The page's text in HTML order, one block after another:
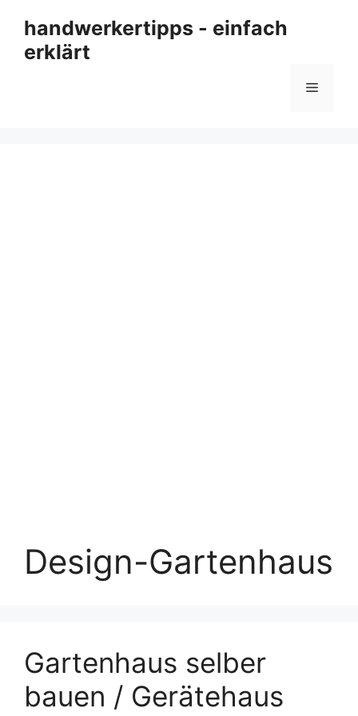
Inhalt
springen
handwerkertipps - einfach
erklärt
Menü
Design-Gartenhaus
Gartenhaus selber
bauen / Gerätehaus